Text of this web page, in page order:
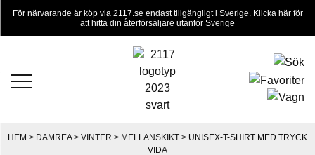
För närvarande är köp via 2117.se endast tillgängligt i Sverige. Klicka här för
att hitta din återförsäljare utanför Sverige
HEM > DAMREA> VINTER > MELLANSKIKT > UNISEX-T-SHIRT MED TRYCK
VIDA